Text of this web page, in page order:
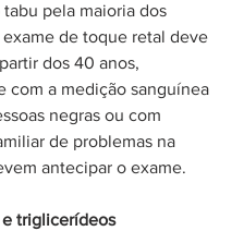
pela maioria dos
exame de toque retal deve
dos 40 anos,
com a medição sanguínea
negras ou com
de problemas na
antecipar o exame.
triglicerídeos